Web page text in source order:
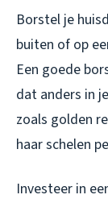
Borstel je
buiten of op
Een goede
dat anders in
zoals golden
haar schelen
Investeer in